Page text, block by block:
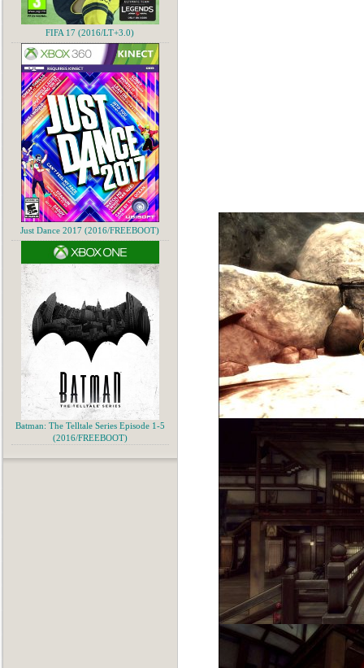
FIFA 17 (2016/LT+3.0)
Just Dance 2017 (2016/FREEBOOT)
Batman: The Telltale Series Episode 1-5
(2016/FREEBOOT)